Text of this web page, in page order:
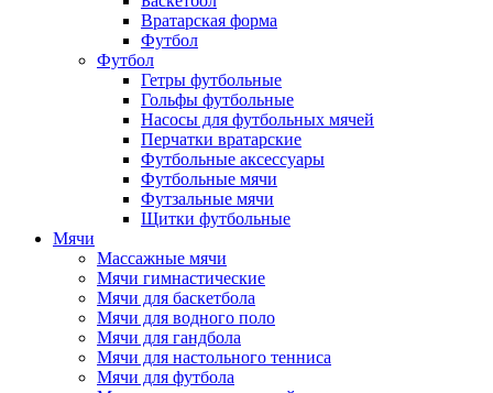
Вратарская форма
Футбол
Футбол
Гетры футбольные
Гольфы футбольные
Насосы для футбольных мячей
Перчатки вратарские
Футбольные аксессуары
Футбольные мячи
Футзальные мячи
Щитки футбольные
Мячи
Массажные мячи
Мячи гимнастические
Мячи для баскетбола
Мячи для водного поло
Мячи для гандбола
Мячи для настольного тенниса
Мячи для футбола